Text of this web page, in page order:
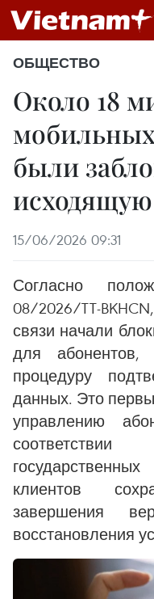
ОБЩЕСТВО
Около 18
были
15/06/2026 09:31
Согласно
08/2026/TT-
связи начали
для абонентов,
процедуру
данных. Это
управлению
клиентов
завершения
восстановления